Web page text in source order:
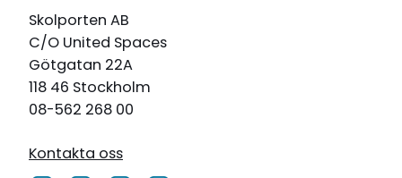
Skolporten AB
C/O United Spaces
Götgatan 22A
118 46 Stockholm
08-562 268 00
Kontakta oss